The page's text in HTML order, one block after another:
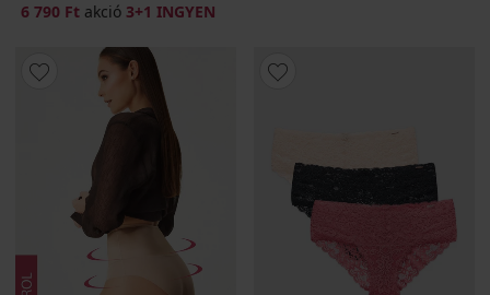
6 790 Ft akció 3+1 INGYEN